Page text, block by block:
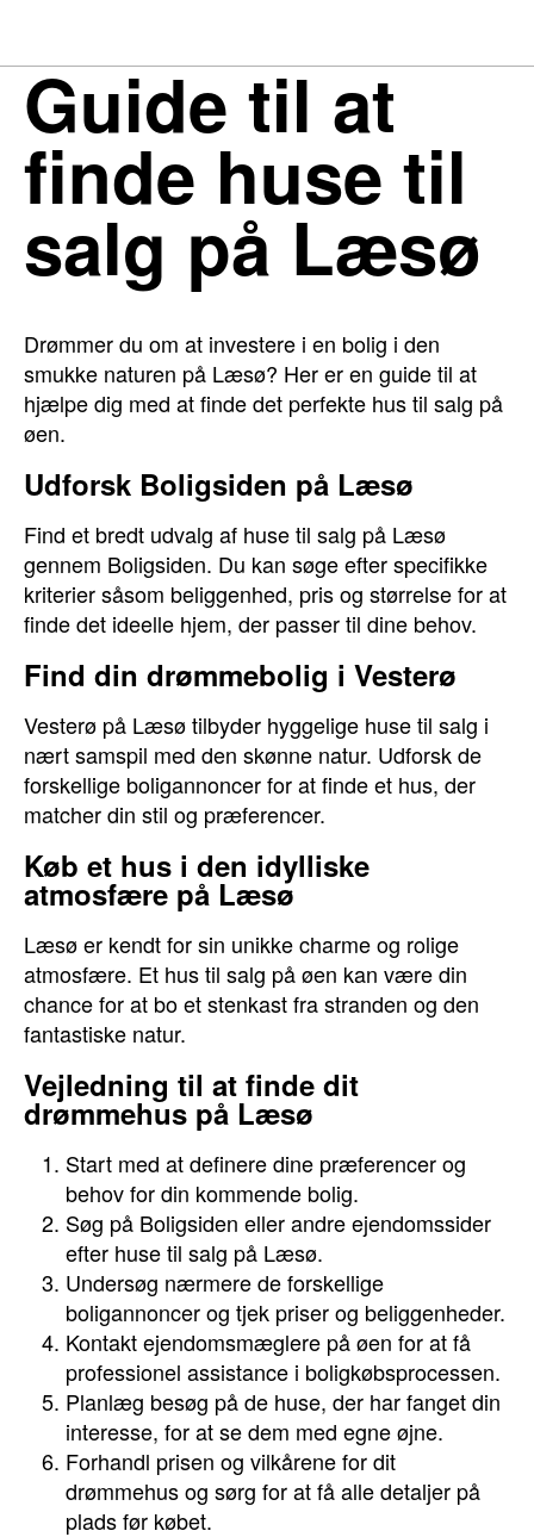
Guide til at
finde huse til
salg på Læsø
Drømmer du om at investere i en bolig i den
smukke naturen på Læsø? Her er en guide til at
hjælpe dig med at finde det perfekte hus til salg på
øen.
Udforsk Boligsiden på Læsø
Find et bredt udvalg af huse til salg på Læsø
gennem Boligsiden. Du kan søge efter specifikke
kriterier såsom beliggenhed, pris og størrelse for at
finde det ideelle hjem, der passer til dine behov.
Find din drømmebolig i Vesterø
Vesterø på Læsø tilbyder hyggelige huse til salg i
nært samspil med den skønne natur. Udforsk de
forskellige boligannoncer for at finde et hus, der
matcher din stil og præferencer.
Køb et hus i den idylliske
atmosfære på Læsø
Læsø er kendt for sin unikke charme og rolige
atmosfære. Et hus til salg på øen kan være din
chance for at bo et stenkast fra stranden og den
fantastiske natur.
Vejledning til at finde dit
drømmehus på Læsø
Start med at definere dine præferencer og
behov for din kommende bolig.
Søg på Boligsiden eller andre ejendomssider
efter huse til salg på Læsø.
Undersøg nærmere de forskellige
boligannoncer og tjek priser og beliggenheder.
Kontakt ejendomsmæglere på øen for at få
professionel assistance i boligkøbsprocessen.
Planlæg besøg på de huse, der har fanget din
interesse, for at se dem med egne øjne.
Forhandl prisen og vilkårene for dit
drømmehus og sørg for at få alle detaljer på
plads før købet.